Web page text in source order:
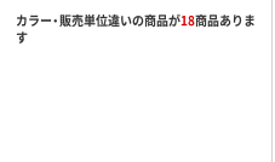
カラー・販売単位違いの商品が18商品ありま
す